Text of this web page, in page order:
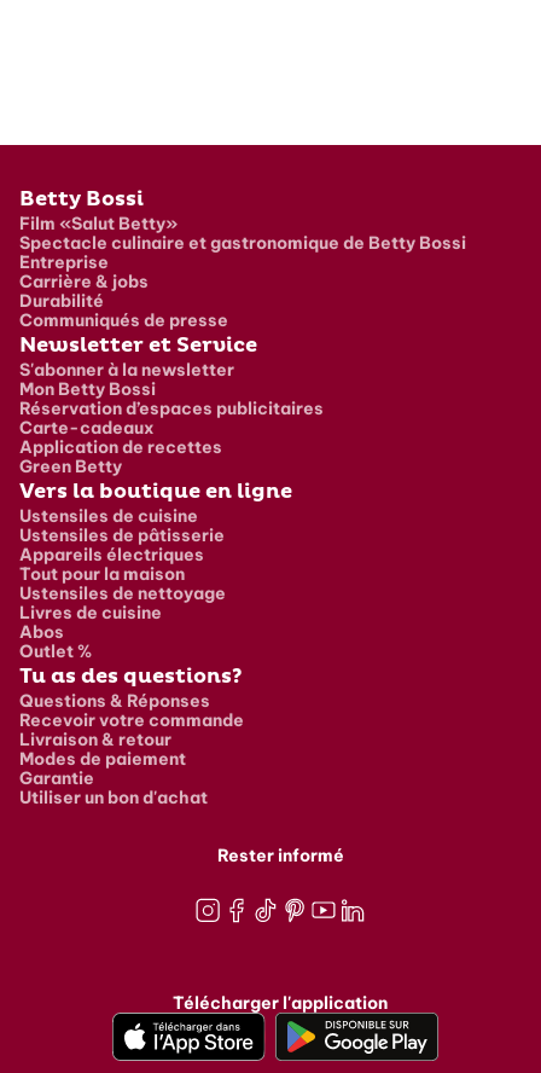
Pied de page
Betty Bossi
Film «Salut Betty»
Spectacle culinaire et gastronomique de Betty Bossi
Entreprise
Carrière & jobs
Durabilité
Communiqués de presse
Newsletter et Service
S'abonner à la newsletter
Mon Betty Bossi
Réservation d’espaces publicitaires
Carte-cadeaux
Application de recettes
Green Betty
Vers la boutique en ligne
Ustensiles de cuisine
Ustensiles de pâtisserie
Appareils électriques
Tout pour la maison
Ustensiles de nettoyage
Livres de cuisine
Abos
Outlet %
Tu as des questions?
Questions & Réponses
Recevoir votre commande
Livraison & retour
Modes de paiement
Garantie
Utiliser un bon d'achat
Rester informé
Télécharger l'application